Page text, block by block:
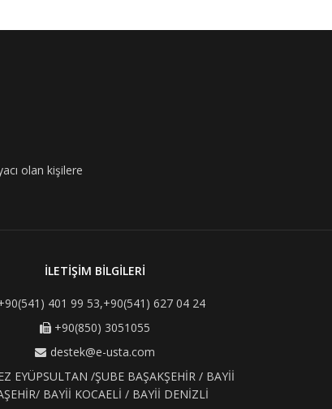
olan kişilere
İLETİŞİM BİLGİLERİ
401 99 53,+90(541) 627 04 24
+90(850) 3051055
destek@e-usta.com
EYÜPSULTAN /ŞUBE BAŞAKŞEHİR / BAYİİ
BAYİİ KOCAELİ / BAYİİ DENİZLİ